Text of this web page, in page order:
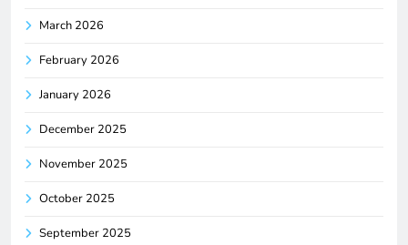
March 2026
February 2026
January 2026
December 2025
November 2025
October 2025
September 2025